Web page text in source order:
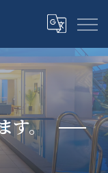
す。